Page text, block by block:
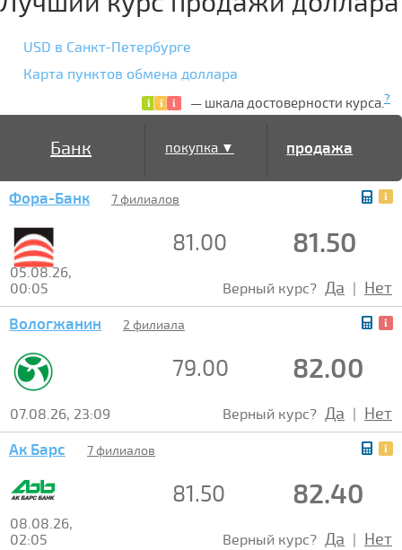
USD в Санкт-Петербурге
Карта пунктов обмена доллара
— шкала достоверности курса.?
Банк покупка ▼ продажа
Фора-Банк 7 филиалов
81.00 81.50
05.08.26,
00:05
Верный курс? Да | Нет
Вологжанин 2 филиала
79.00 82.00
07.08.26, 23:09 Верный курс? Да | Нет
Ак Барс 7 филиалов
81.50 82.40
08.08.26,
02:05
Верный курс? Да | Нет